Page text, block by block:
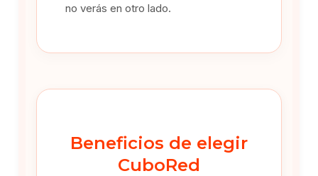
no verás en otro lado.
Beneficios de elegir
CuboRed